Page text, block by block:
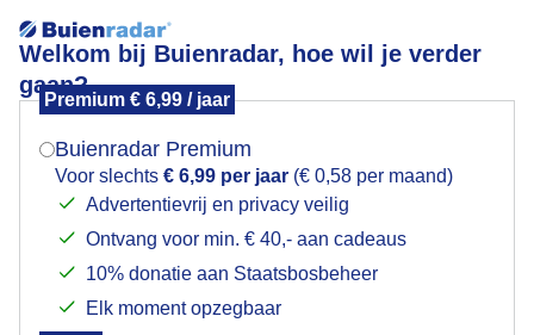
Welkom bij Buienradar, hoe wil je verder
gaan?
Premium € 6,99 / jaar
Buienradar Premium
Voor slechts € 6,99 per jaar (€ 0,58 per maand)
Advertentievrij en privacy veilig
Ontvang voor min. € 40,- aan cadeaus
10% donatie aan Staatsbosbeheer
Elk moment opzegbaar
Mix van zon en mooie stapelwolken
Mogen we je locatie gebruiken voor het
Indien je hier nog geen akkoord op hebt gegeven,
verschijnt er zo een pop-up uit je browser waarin